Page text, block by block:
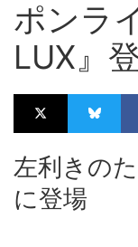
ポンラ
LUX』
左利きの
に登場